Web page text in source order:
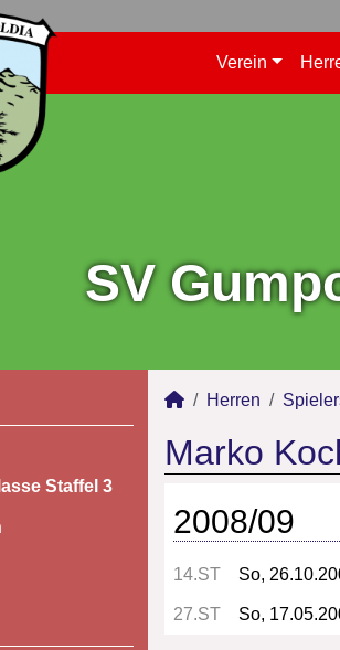
Verein
SV
Staffel 3
Herren
Marko
2008/09
14.ST So,
27.ST So,